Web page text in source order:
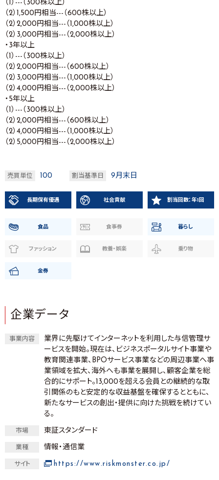
（1）---（300株以上）
（2）1,500円相当---（600株以上）
（2）2,000円相当---（1,000株以上）
（2）3,000円相当---（2,000株以上）
・3年以上
（1）---（300株以上）
（2）2,000円相当---（600株以上）
（2）3,000円相当---（1,000株以上）
（2）4,000円相当---（2,000株以上）
・5年以上
（1）---（300株以上）
（2）2,000円相当---（600株以上）
（2）4,000円相当---（1,000株以上）
（2）5,000円相当---（2,000株以上）
売買単位 100 割当基準日 9月末日
長期保有優遇 社会貢献 割当回数：年1回
食品 食事券 暮らし
ファッション 教養・娯楽 乗り物
金券
企業データ
事業内容
業界に先駆けてインターネットを利用した与信管理サ
ービスを開始。現在は、ビジネスポータルサイト事業や
教育関連事業、BPOサービス事業などの周辺事業へ事
業領域を拡大、海外へも事業を展開し、顧客企業を総
合的にサポート。13,000を超える会員との継続的な取
引関係のもと安定的な収益基盤を確保するとともに、
新たなサービスの創出・提供に向けた挑戦を続けてい
る。
市場 東証スタンダード
業種 情報・通信業
サイト https://www.riskmonster.co.jp/